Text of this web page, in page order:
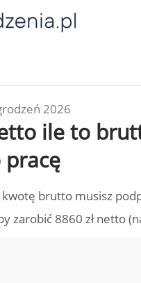
2026
ile to
kwotę brutto musisz
zarobić 8860 zł netto